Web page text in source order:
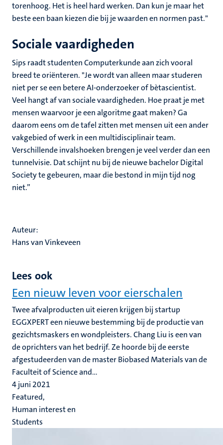
torenhoog. Het is heel hard werken. Dan kun je maar het
beste een baan kiezen die bij je waarden en normen past."
Sociale vaardigheden
Sips raadt studenten Computerkunde aan zich vooral
breed te oriënteren. "Je wordt van alleen maar studeren
niet per se een betere AI-onderzoeker of bètascientist.
Veel hangt af van sociale vaardigheden. Hoe praat je met
mensen waarvoor je een algoritme gaat maken? Ga
daarom eens om de tafel zitten met mensen uit een ander
vakgebied of werk in een multidisciplinair team.
Verschillende invalshoeken brengen je veel verder dan een
tunnelvisie. Dat schijnt nu bij de nieuwe bachelor Digital
Society te gebeuren, maar die bestond in mijn tijd nog
niet.”
Auteur:
Hans van Vinkeveen
Lees ook
Een nieuw leven voor eierschalen
Twee afvalproducten uit eieren krijgen bij startup
EGGXPERT een nieuwe bestemming bij de productie van
gezichtsmaskers en wondpleisters. Chang Liu is een van
de oprichters van het bedrijf. Ze hoorde bij de eerste
afgestudeerden van de master Biobased Materials van de
Faculteit of Science and...
4 juni 2021
Featured,
Human interest en
Students